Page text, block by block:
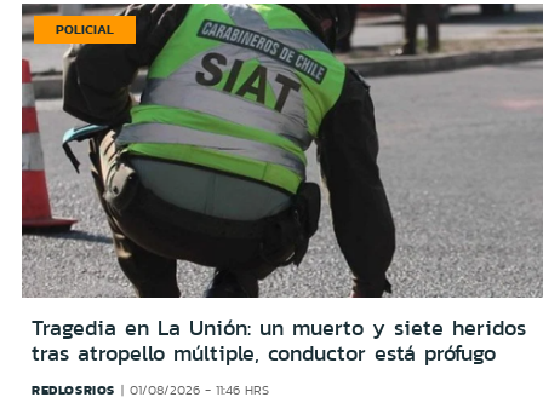
POLICIAL
Tragedia en La Unión: un muerto y siete heridos
tras atropello múltiple, conductor está prófugo
REDLOSRIOS 01/08/2026 - 11:46 HRS